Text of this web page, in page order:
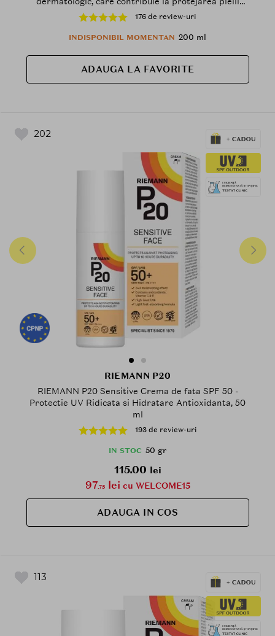
sensibile la soare a copiilor, Outdoor
176 de review-uri
INDISPONIBIL MOMENTAN 200 ml
ADAUGA LA FAVORITE
202
RIEMANN P20
RIEMANN P20 Sensitive Crema de fata SPF 50 -
Protectie UV Ridicata si Hidratare Antioxidanta, 50
ml
193 de review-uri
IN STOC 50 gr
115.00 lei
97.75lei cu WELCOME15
ADAUGA IN COS
113